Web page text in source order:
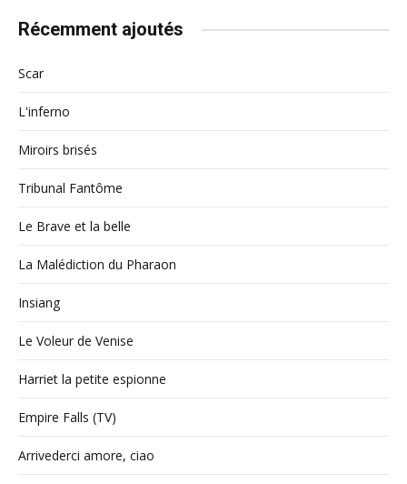
Récemment ajoutés
Scar
L'inferno
Miroirs brisés
Tribunal Fantôme
Le Brave et la belle
La Malédiction du Pharaon
Insiang
Le Voleur de Venise
Harriet la petite espionne
Empire Falls (TV)
Arrivederci amore, ciao